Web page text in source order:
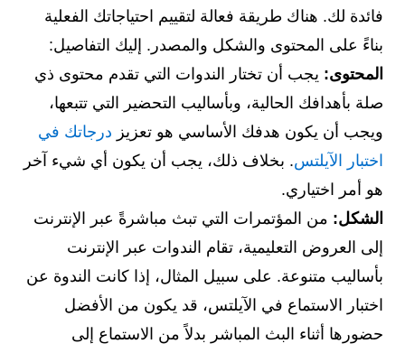
فائدة لك. هناك طريقة فعالة لتقييم احتياجاتك الفعلية
بناءً على المحتوى والشكل والمصدر. إليك التفاصيل:
المحتوى: يجب أن تختار الندوات التي تقدم محتوى ذي
صلة بأهدافك الحالية، وبأساليب التحضير التي تتبعها،
ويجب أن يكون هدفك الأساسي هو تعزيز درجاتك في
اختبار الآيلتس. بخلاف ذلك، يجب أن يكون أي شيء آخر
هو أمر اختياري.
الشكل: من المؤتمرات التي تبث مباشرةً عبر الإنترنت
إلى العروض التعليمية، تقام الندوات عبر الإنترنت
بأساليب متنوعة. على سبيل المثال، إذا كانت الندوة عن
اختبار الاستماع في الآيلتس، قد يكون من الأفضل
حضورها أثناء البث المباشر بدلاً من الاستماع إلى